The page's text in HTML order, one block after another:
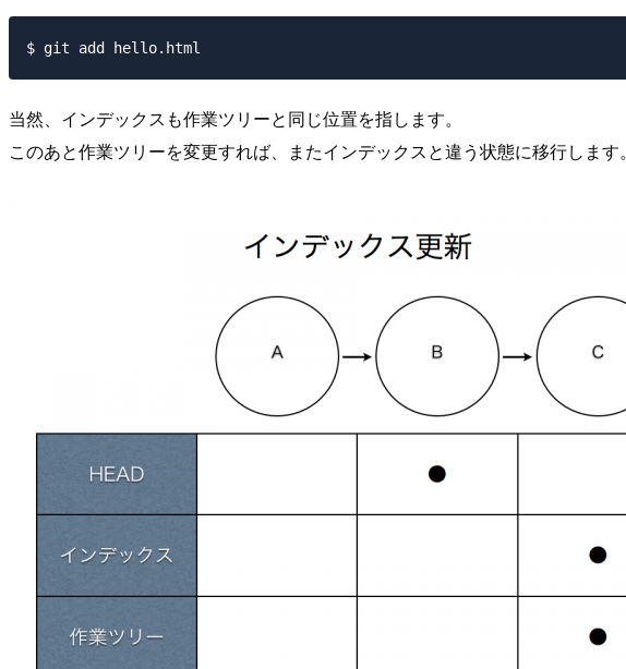
当然、インデックスも作業ツリーと同じ位置を指します。
このあと作業ツリーを変更すれば、またインデックスと違う状態に移行します。